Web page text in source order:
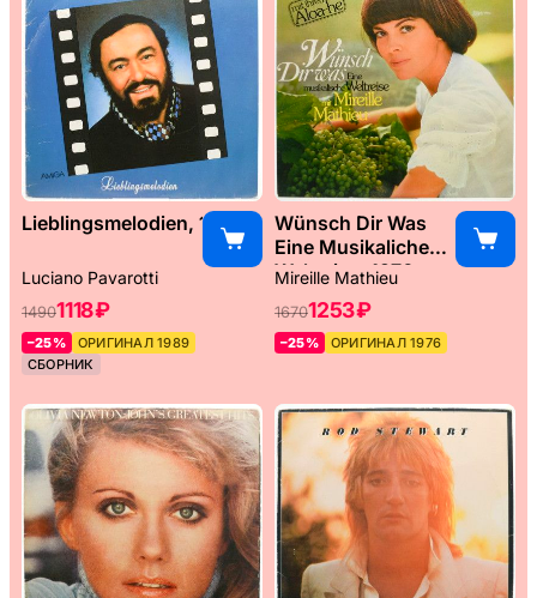
Lieblingsmelodien, 1989
Luciano Pavarotti
14901118 ₽
–25%
ОРИГИНАЛ 1989
СБОРНИК
Wünsch Dir Was
Eine Musikaliche
Weltreise, 1976
Mireille Mathieu
16701253 ₽
–25% ОРИГИНАЛ 1976